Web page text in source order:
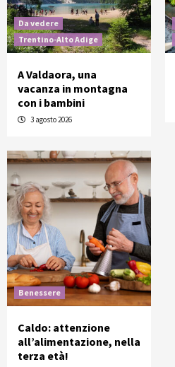
Da vedere
Trentino-Alto Adige
A Valdaora, una
vacanza in montagna
con i bambini
3 agosto 2026
Benessere
Caldo: attenzione
all’alimentazione, nella
terza età!